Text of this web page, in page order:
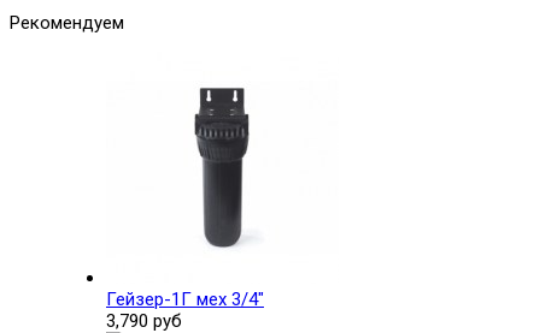
Рекомендуем
Гейзер-1Г мех 3/4"
3,790 руб